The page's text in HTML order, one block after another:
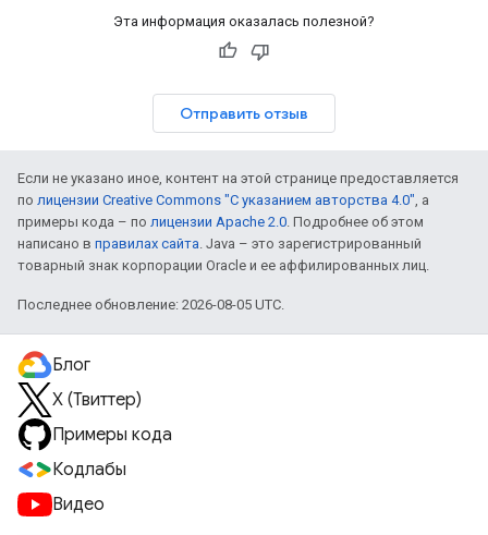
Эта информация оказалась полезной?
Отправить отзыв
Если не указано иное, контент на этой странице предоставляется
по лицензии Creative Commons "С указанием авторства 4.0", а
примеры кода – по лицензии Apache 2.0. Подробнее об этом
написано в правилах сайта. Java – это зарегистрированный
товарный знак корпорации Oracle и ее аффилированных лиц.
Последнее обновление: 2026-08-05 UTC.
Блог
X (Твиттер)
Примеры кода
Кодлабы
Видео